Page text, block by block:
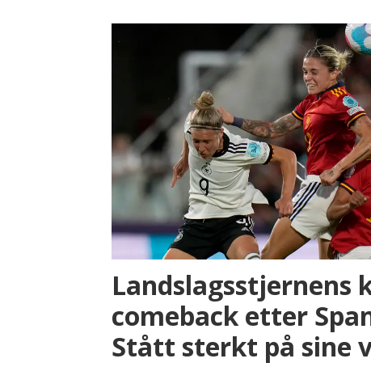
Landslagsstjernens
comeback etter
Stått sterkt på sine